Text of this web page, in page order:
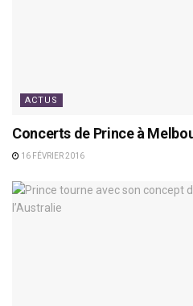
ACTUS
Concerts de Prince à
16 FÉVRIER 2016